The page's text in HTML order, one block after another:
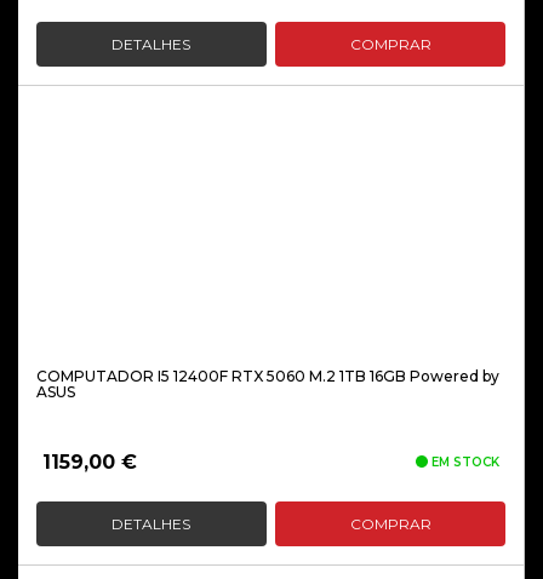
DETALHES COMPRAR
COMPUTADOR I5 12400F RTX 5060 M.2 1TB 16GB Powered by
ASUS
1159,00 € EM STOCK
DETALHES COMPRAR